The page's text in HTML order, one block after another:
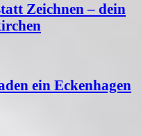
Zeichnen – dein
ein Eckenhagen